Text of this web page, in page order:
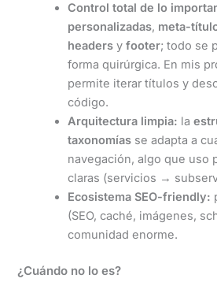
Control total de lo
personalizadas, meta-
headersy footer; todo se
forma quirúrgica. En mis
permite iterar títulos y
código.
Arquitectura limpia: la
taxonomíasse adapta a
navegación, algo que uso
claras (servicios →
Ecosistema SEO-friendly:
(SEO, caché, imágenes,
comunidad enorme.
¿Cuándo no lo es?